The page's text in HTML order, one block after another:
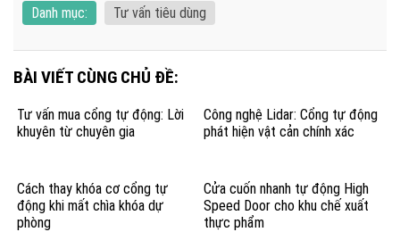
Danh mục: Tư vấn tiêu dùng
BÀI VIẾT CÙNG CHỦ ĐỀ:
Tư vấn mua cổng tự động: Lời
khuyên từ chuyên gia
Công nghệ Lidar: Cổng tự động
phát hiện vật cản chính xác
Cách thay khóa cơ cổng tự
động khi mất chìa khóa dự
phòng
Cửa cuốn nhanh tự động High
Speed Door cho khu chế xuất
thực phẩm